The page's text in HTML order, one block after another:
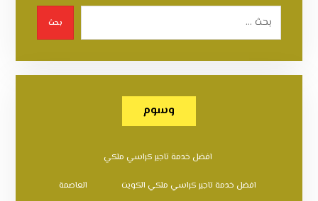
بحث
وسوم
افضل خدمة تاجير كراسي ملكي
افضل خدمة تاجير كراسي ملكي الكويت العاصمة